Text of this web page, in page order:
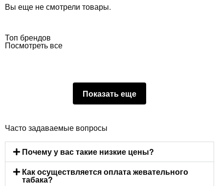
Вы еще не смотрели товары.
Топ брендов
Посмотреть все
Показать еще
Часто задаваемые вопросы
Почему у вас такие низкие цены?
Как осуществляется оплата жевательного
табака?